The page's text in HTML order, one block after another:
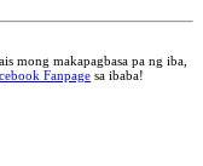
mong makapagbasa pa ng iba,
Fanpage sa ibaba!